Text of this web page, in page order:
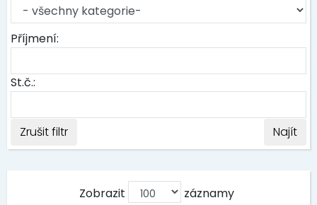
Příjmení:
St.č.:
Zrušit filtr Najít
Zobrazit záznamy